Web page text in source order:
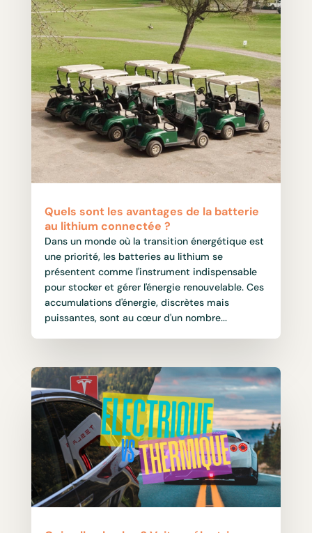
Quels sont les avantages de la batterie
au lithium connectée ?
Dans un monde où la transition énergétique est
une priorité, les batteries au lithium se
présentent comme l'instrument indispensable
pour stocker et gérer l'énergie renouvelable. Ces
accumulations d'énergie, discrètes mais
puissantes, sont au cœur d'un nombre...